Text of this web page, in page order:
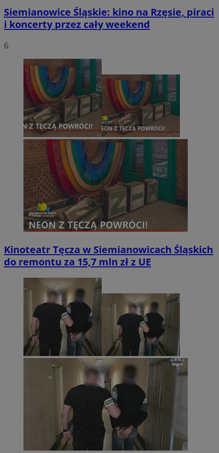
Siemianowice Śląskie: kino na Rzęsie, piraci
i koncerty przez cały weekend
6
Kinoteatr Tęcza w Siemianowicach Śląskich
do remontu za 15,7 mln zł z UE